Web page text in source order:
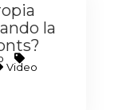
la
Video